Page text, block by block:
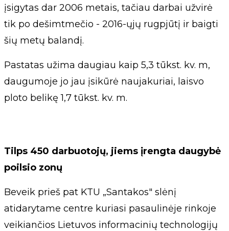
įsigytas dar 2006 metais, tačiau darbai užvirė
tik po dešimtmečio - 2016-ųjų rugpjūtį ir baigti
šių metų balandį.
Pastatas užima daugiau kaip 5,3 tūkst. kv. m,
daugumoje jo jau įsikūrė naujakuriai, laisvo
ploto belikę 1,7 tūkst. kv. m.
Tilps 450 darbuotojų, jiems įrengta daugybė
poilsio zonų
Beveik prieš pat KTU „Santakos" slėnį
atidarytame centre kuriasi pasaulinėje rinkoje
veikiančios Lietuvos informacinių technologijų